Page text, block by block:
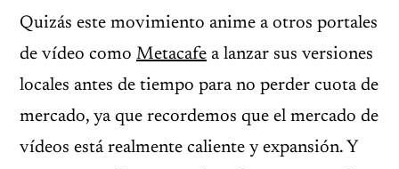
Quizás este movimiento anime a otros portales
de vídeo como Metacafe a lanzar sus versiones
locales antes de tiempo para no perder cuota de
mercado, ya que recordemos que el mercado de
vídeos está realmente caliente y expansión. Y